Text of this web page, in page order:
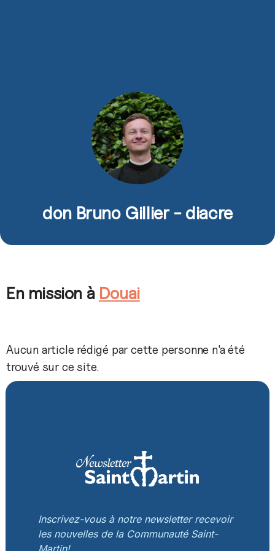
don Bruno Gillier - diacre
En mission à Douai
Aucun article rédigé par cette personne n'a été
trouvé sur ce site.
Inscrivez-vous à notre newsletter recevoir
les nouvelles de la Communauté Saint-
Martin!